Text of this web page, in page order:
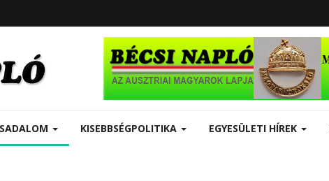
KISEBBSÉGPOLITIKA EGYESÜLETI HÍREK